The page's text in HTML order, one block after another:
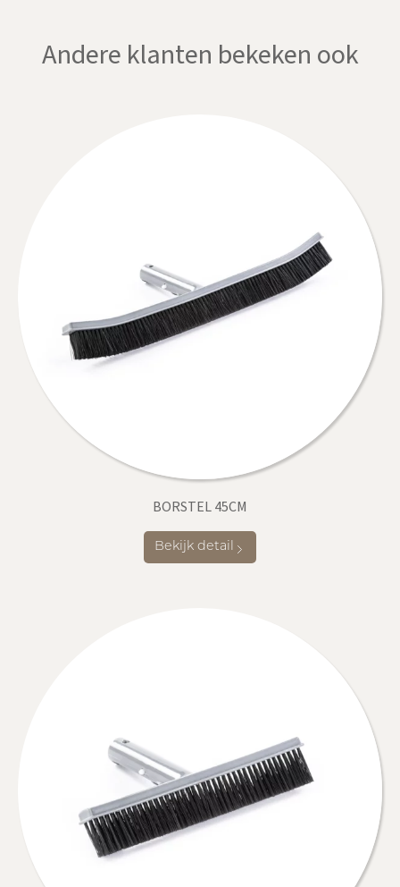
Andere klanten bekeken ook
BORSTEL 45CM
Bekijk detail